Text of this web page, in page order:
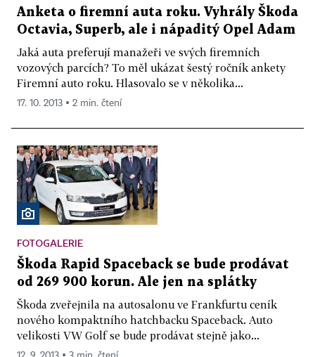
Anketa o firemní auta roku. Vyhrály Škoda
Octavia, Superb, ale i nápaditý Opel Adam
Jaká auta preferují manažeři ve svých firemních
vozových parcích? To měl ukázat šestý ročník ankety
Firemní auto roku. Hlasovalo se v několika...
17. 10. 2013 ▪ 2 min. čtení
FOTOGALERIE
Škoda Rapid Spaceback se bude prodávat
od 269 900 korun. Ale jen na splátky
Škoda zveřejnila na autosalonu ve Frankfurtu ceník
nového kompaktního hatchbacku Spaceback. Auto
velikosti VW Golf se bude prodávat stejně jako...